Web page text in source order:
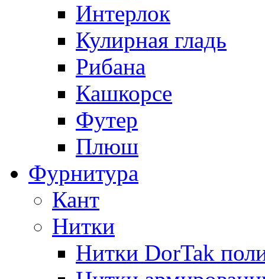
Интерлок
Кулирная гладь
Рибана
Кашкорсе
Футер
Плюш
Фурнитура
Кант
Нитки
Нитки DorTak